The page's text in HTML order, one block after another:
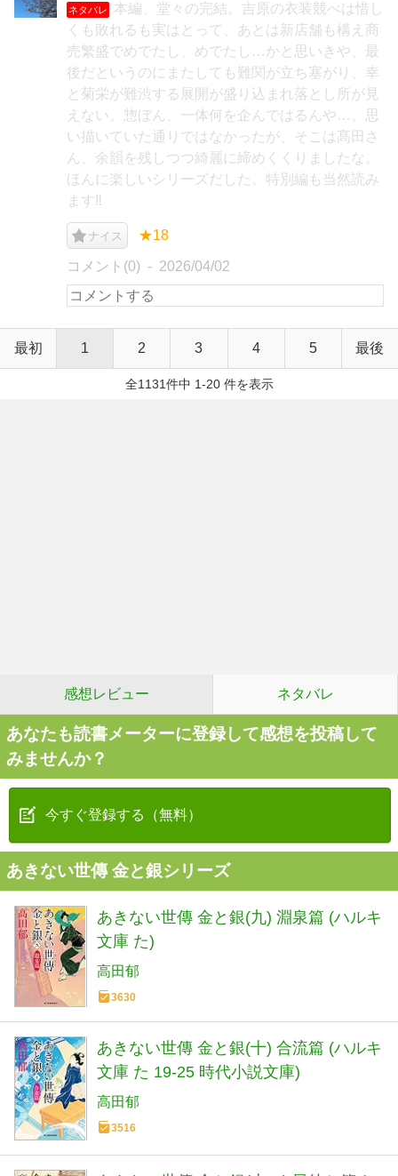
ネタバレ
本編、堂々の完結。吉原の衣装競べは惜し
くも敗れるも実はとって、あとは新店舗も構え商
売繁盛でめでたし、めでたし…かと思いきや、最
後だというのにまたしても難関が立ち塞がり、幸
と菊栄が難渋する展開が盛り込まれ落とし所が見
えない。惣ぼん、一体何を企んではるんや…。思
い描いていた通りではなかったが、そこは髙田さ
ん、余韻を残しつつ綺麗に締めくくりましたな。
ほんに楽しいシリーズだした。特別編も当然読み
ます‼︎
ナイス ★18
コメント(0) 2026/04/02
最初 1 2 3 4 5 最後
全1131件中 1-20 件を表示
感想レビュー ネタバレ
あなたも読書メーターに登録して感想を投稿して
みませんか？
今すぐ登録する（無料）
あきない世傳 金と銀シリーズ
あきない世傳 金と銀(九) 淵泉篇 (ハルキ
文庫 た)
高田郁
3630
あきない世傳 金と銀(十) 合流篇 (ハルキ
文庫 た 19-25 時代小説文庫)
高田郁
3516